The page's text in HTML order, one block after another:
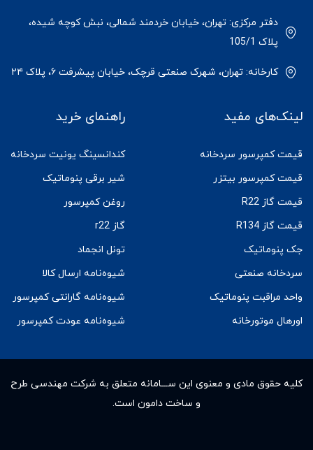
دفتر مرکزی: تهران، خیابان خردمند شمالی، نبش کوچه شیده،
پلاک 105/1
کارخانه: تهران، شهرک صنعتی قرچک، خیابان پیشرفت ۶، پلاک ۲۴
لینک‌های مفید
قیمت کمپرسور سردخانه
قیمت کمپرسور بیتزر
قیمت گاز R22
قیمت گاز R134
جک پنوماتیک
سردخانه صنعتی
واحد مراقبت پنوماتیک
اورهال موتورخانه
راهنمای خرید
کندانسینگ یونیت سردخانه
شیر برقی پنوماتیک
روغن کمپرسور
گاز r22
تونل انجماد
شیوه‌نامه ارسال کالا
شیوه‌نامه گارانتی کمپرسور
شیوه‌نامه عودت کمپرسور
کلیه حقوق مادى و معنوى این ســـامانه متعلق به شرکت مهندسی طرح
و ساخت دامون است.